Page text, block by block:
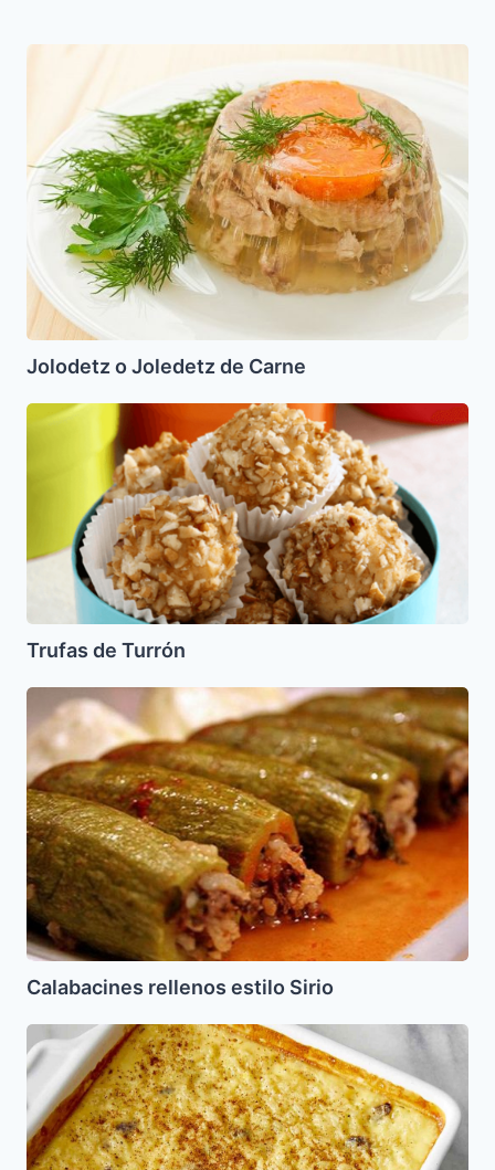
Jolodetz
Joledetz
Carne
Jolodetz o Joledetz de Carne
Trufas
Trufas de Turrón
Calabacines
rellenos
estilo
Sirio
Calabacines rellenos estilo Sirio
Kugel
de
Arroz